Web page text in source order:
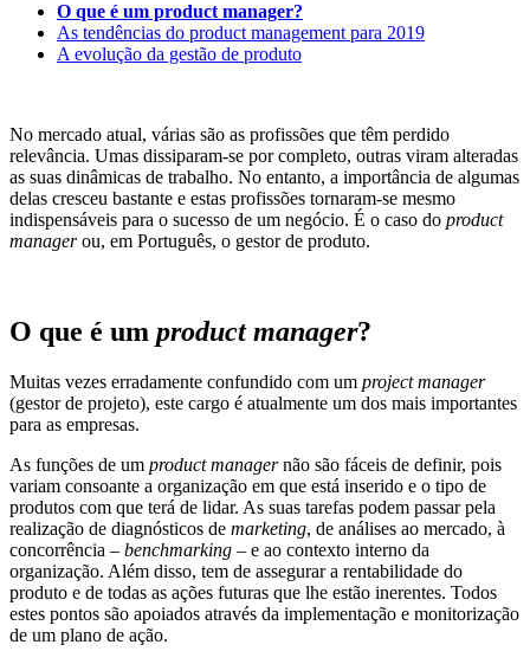
O que é um product manager?
As tendências do product management para 2019
A evolução da gestão de produto
No mercado atual, várias são as profissões que têm perdido
relevância. Umas dissiparam-se por completo, outras viram alteradas
as suas dinâmicas de trabalho. No entanto, a importância de algumas
delas cresceu bastante e estas profissões tornaram-se mesmo
indispensáveis para o sucesso de um negócio. É o caso do product
managerou, em Português, o gestor de produto.
O que é um product manager?
Muitas vezes erradamente confundido com um project manager
(gestor de projeto), este cargo é atualmente um dos mais importantes
para as empresas.
As funções de um product managernão são fáceis de definir, pois
variam consoante a organização em que está inserido e o tipo de
produtos com que terá de lidar. As suas tarefas podem passar pela
realização de diagnósticos de marketing, de análises ao mercado, à
concorrência – benchmarking – e ao contexto interno da
organização. Além disso, tem de assegurar a rentabilidade do
produto e de todas as ações futuras que lhe estão inerentes. Todos
estes pontos são apoiados através da implementação e monitorização
de um plano de ação.